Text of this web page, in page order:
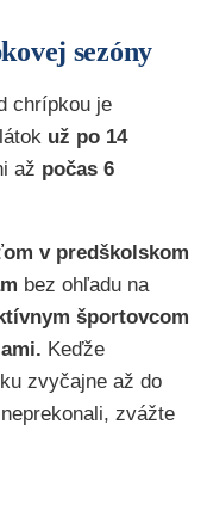
sezóny
chrípkou je
už po 14
až počas 6
v predškolskom
bez ohľadu na
športovcom
Keďže
zvyčajne až do
zvážte